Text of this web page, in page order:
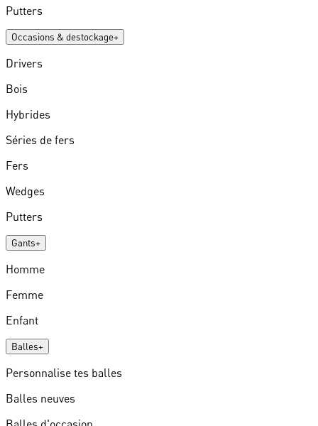
Putters
Occasions & destockage+
Drivers
Bois
Hybrides
Séries de fers
Fers
Wedges
Putters
Gants+
Homme
Femme
Enfant
Balles+
Personnalise tes balles
Balles neuves